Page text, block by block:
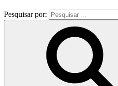
Pesquisar por: